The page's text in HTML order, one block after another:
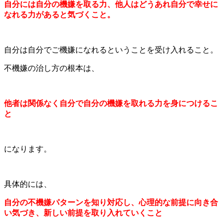
自分には自分の機嫌を取る力、他人はどうあれ自分で幸せに
なれる力があると気づくこと。
自分は自分でご機嫌になれるということを受け入れること。
不機嫌の治し方の根本は、
他者は関係なく自分で自分の機嫌を取れる力を身につけるこ
と
になります。
具体的には、
自分の不機嫌パターンを知り対応し、心理的な前提に向き合
い気づき、新しい前提を取り入れていくこと